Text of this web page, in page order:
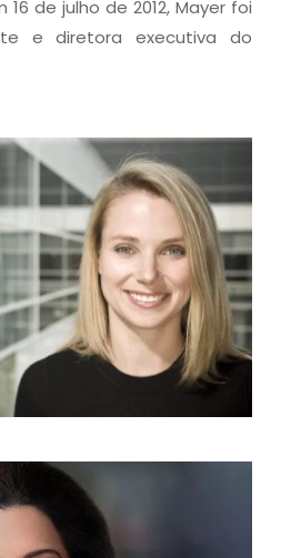
16 de julho de 2012, Mayer foi
e diretora executiva do